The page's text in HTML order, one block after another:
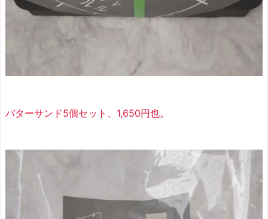
バターサンド5個セット、1,650円也。